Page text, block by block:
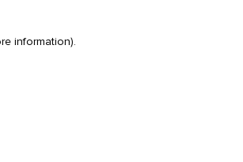
information).